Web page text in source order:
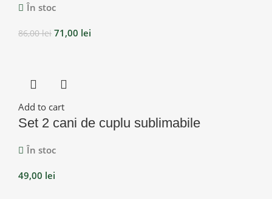
În stoc
86,00lei 71,00 lei
Add to cart
Set 2 cani de cuplu sublimabile
În stoc
49,00 lei